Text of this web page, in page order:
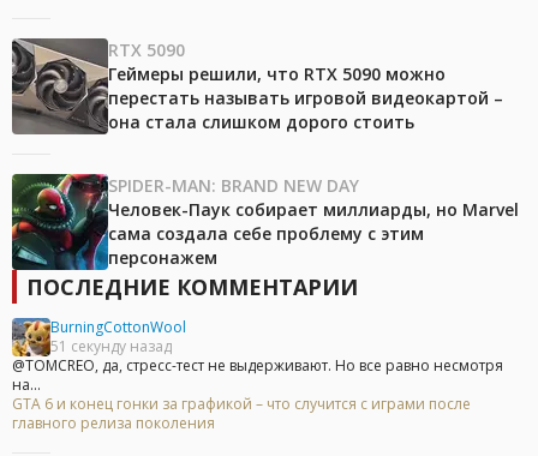
RTX 5090
Геймеры решили, что RTX 5090 можно
перестать называть игровой видеокартой –
она стала слишком дорого стоить
SPIDER-MAN: BRAND NEW DAY
Человек-Паук собирает миллиарды, но Marvel
сама создала себе проблему с этим
персонажем
ПОСЛЕДНИЕ КОММЕНТАРИИ
BurningCottonWool
51 секунду назад
@TOMCREO, да, стресс-тест не выдерживают. Но все равно несмотря
на...
GTA 6 и конец гонки за графикой – что случится с играми после
главного релиза поколения